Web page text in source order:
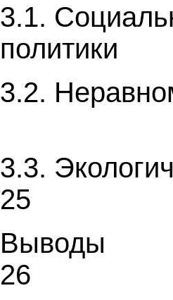
3.1.
политики
3.2.
3.3.
25
26